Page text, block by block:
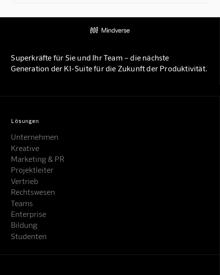
Superkräfte für Sie und Ihr Team – die nächste
Generation der KI-Suite für die Zukunft der Produktivität.
Lösungen
Unternehmen
Kreative
Marketing & PR
Projektleiter
Vertrieb
Rechtswesen
Teams
Enterprise
Bildung
Studenten